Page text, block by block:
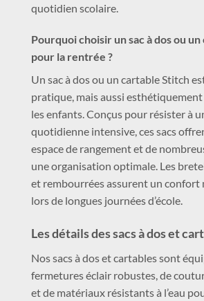
quotidien scolaire.
Pourquoi choisir un sac à dos ou
pour la rentrée ?
Un sac à dos ou un cartable Stitch
pratique, mais aussi
les enfants. Conçus pour résister à
quotidienne intensive, ces sacs
espace de rangement et de
une organisation optimale. Les
et rembourrées assurent un confort
lors de longues journées d’école.
Les détails des sacs à dos et
Nos sacs à dos et cartables sont
fermetures éclair robustes, de
et de matériaux résistants à l’eau